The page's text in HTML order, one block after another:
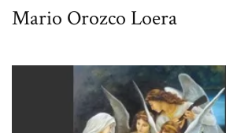
Mario Orozco Loera